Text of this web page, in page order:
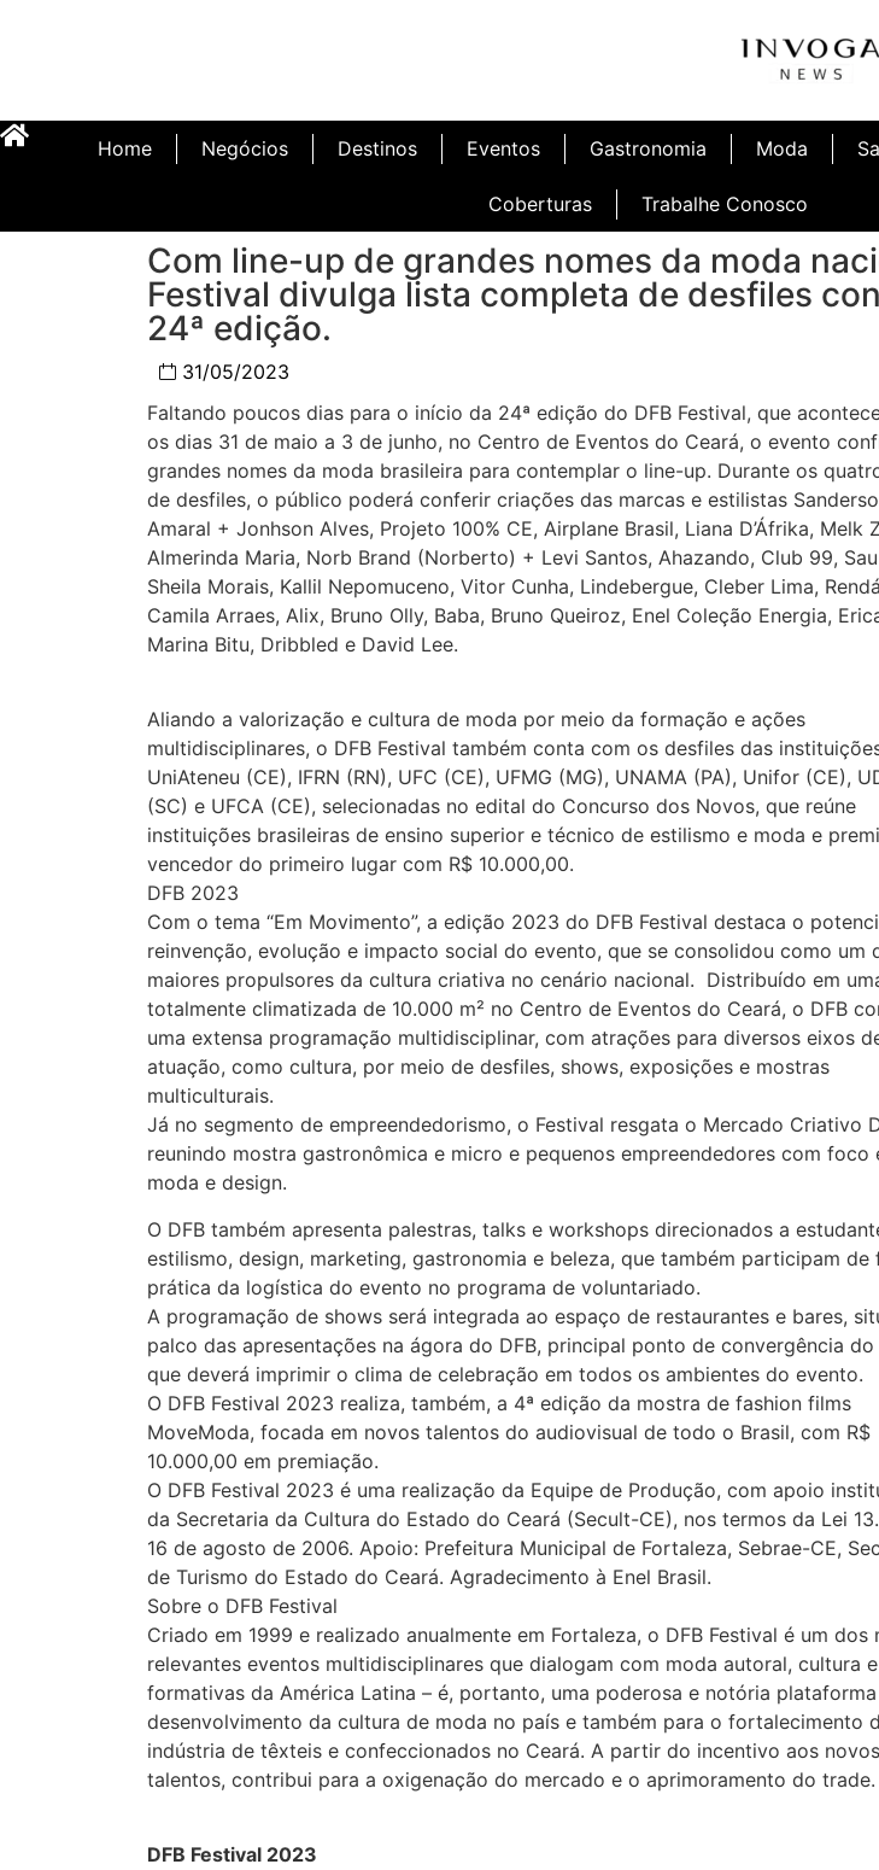
Home Negócios Destinos Eventos Gastronomia Moda
Coberturas Trabalhe Conosco
Com line-up de grandes nomes da moda
Festival divulga lista completa de desfiles
24ª edição.
31/05/2023
Faltando poucos dias para o início da 24ª edição do DFB Festival, que
os dias 31 de maio a 3 de junho, no Centro de Eventos do Ceará, o evento
grandes nomes da moda brasileira para contemplar o line-up. Durante os
de desfiles, o público poderá conferir criações das marcas e estilistas
Amaral + Jonhson Alves, Projeto 100% CE, Airplane Brasil, Liana D’Áfrika, Melk
Almerinda Maria, Norb Brand (Norberto) + Levi Santos, Ahazando, Club 99,
Sheila Morais, Kallil Nepomuceno, Vitor Cunha, Lindebergue, Cleber Lima,
Camila Arraes, Alix, Bruno Olly, Baba, Bruno Queiroz, Enel Coleção Energia,
Marina Bitu, Dribbled e David Lee.
Aliando a valorização e cultura de moda por meio da formação e ações
multidisciplinares, o DFB Festival também conta com os desfiles das
UniAteneu (CE), IFRN (RN), UFC (CE), UFMG (MG), UNAMA (PA), Unifor (CE),
(SC) e UFCA (CE), selecionadas no edital do Concurso dos Novos, que reúne
instituições brasileiras de ensino superior e técnico de estilismo e moda e
vencedor do primeiro lugar com R$ 10.000,00.
DFB 2023
Com o tema “Em Movimento”, a edição 2023 do DFB Festival destaca o
reinvenção, evolução e impacto social do evento, que se consolidou como um
maiores propulsores da cultura criativa no cenário nacional. Distribuído em
totalmente climatizada de 10.000 m² no Centro de Eventos do Ceará, o DFB
uma extensa programação multidisciplinar, com atrações para diversos eixos
atuação, como cultura, por meio de desfiles, shows, exposições e mostras
multiculturais.
Já no segmento de empreendedorismo, o Festival resgata o Mercado Criativo
reunindo mostra gastronômica e micro e pequenos empreendedores com foco
moda e design.
O DFB também apresenta palestras, talks e workshops direcionados a
estilismo, design, marketing, gastronomia e beleza, que também participam de
prática da logística do evento no programa de voluntariado.
A programação de shows será integrada ao espaço de restaurantes e bares,
palco das apresentações na ágora do DFB, principal ponto de convergência do
que deverá imprimir o clima de celebração em todos os ambientes do evento.
O DFB Festival 2023 realiza, também, a 4ª edição da mostra de fashion films
MoveModa, focada em novos talentos do audiovisual de todo o Brasil, com R$
10.000,00 em premiação.
O DFB Festival 2023 é uma realização da Equipe de Produção, com apoio
da Secretaria da Cultura do Estado do Ceará (Secult-CE), nos termos da Lei
16 de agosto de 2006. Apoio: Prefeitura Municipal de Fortaleza, Sebrae-CE,
de Turismo do Estado do Ceará. Agradecimento à Enel Brasil.
Sobre o DFB Festival
Criado em 1999 e realizado anualmente em Fortaleza, o DFB Festival é um dos
relevantes eventos multidisciplinares que dialogam com moda autoral, cultura
formativas da América Latina – é, portanto, uma poderosa e notória
desenvolvimento da cultura de moda no país e também para o fortalecimento
indústria de têxteis e confeccionados no Ceará. A partir do incentivo aos novos
talentos, contribui para a oxigenação do mercado e o aprimoramento do trade.
DFB Festival 2023